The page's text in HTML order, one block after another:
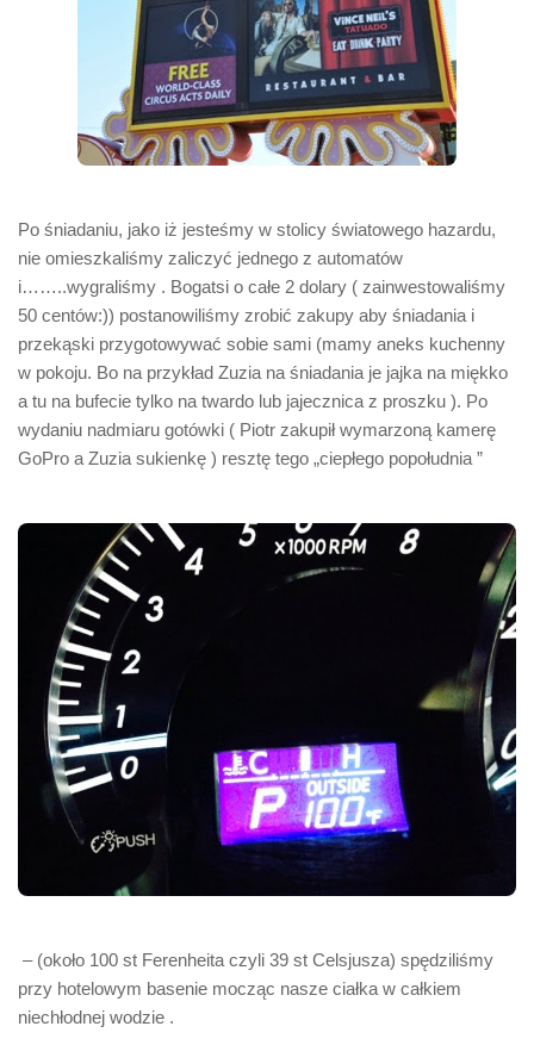
Po śniadaniu, jako iż jesteśmy w stolicy światowego hazardu,
nie omieszkaliśmy zaliczyć jednego z automatów
i……..wygraliśmy . Bogatsi o całe 2 dolary ( zainwestowaliśmy
50 centów:)) postanowiliśmy zrobić zakupy aby śniadania i
przekąski przygotowywać sobie sami (mamy aneks kuchenny
w pokoju. Bo na przykład Zuzia na śniadania je jajka na miękko
a tu na bufecie tylko na twardo lub jajecznica z proszku ). Po
wydaniu nadmiaru gotówki ( Piotr zakupił wymarzoną kamerę
GoPro a Zuzia sukienkę ) resztę tego „ciepłego popołudnia ”
– (około 100 st Ferenheita czyli 39 st Celsjusza) spędziliśmy
przy hotelowym basenie mocząc nasze ciałka w całkiem
niechłodnej wodzie .